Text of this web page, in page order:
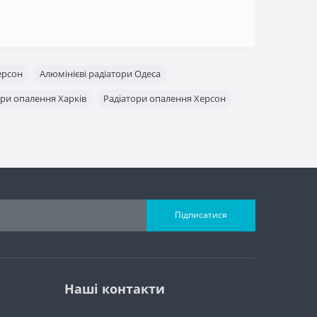
Алюмінієві радіатори Одеса
опалення Харків
Радіатори опалення Херсон
Підписатися
Наші контакти